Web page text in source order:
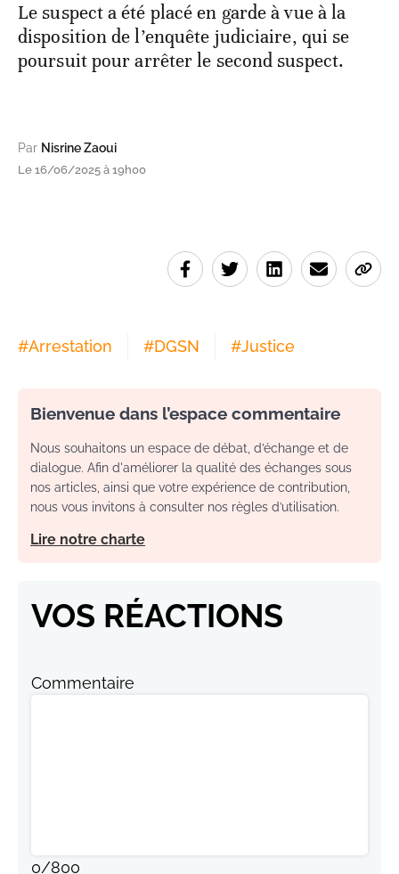
Le suspect a été placé en garde à vue à la
disposition de l’enquête judiciaire, qui se
poursuit pour arrêter le second suspect.
Par Nisrine Zaoui
Le 16/06/2025 à 19h00
#Arrestation #DGSN #Justice
Bienvenue dans l’espace commentaire
Nous souhaitons un espace de débat, d’échange et de
dialogue. Afin d'améliorer la qualité des échanges sous
nos articles, ainsi que votre expérience de contribution,
nous vous invitons à consulter nos règles d’utilisation.
Lire notre charte
VOS RÉACTIONS
Commentaire
0/800